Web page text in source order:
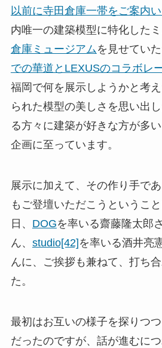
以前に寺田倉庫一帯をご案内
内唯一の建築模型に特化したミ
倉庫ミュージアムを見せてい
での華道とLEXUSのコラボレ
福岡で何を展示しようかと考
られた模型の美しさを思い出
る方々に建築が好きな方が多
企画に至っています。
展示に加えて、その作り手で
もご登壇いただこうというこ
日、 DOGを率いる齋藤隆太郎さ
ん、 studio[42] を率いる酒井亮
んに、ご挨拶も兼ねて、打ち
た。
最初はお互いの様子を探りつ
だったのですが、話が進むに